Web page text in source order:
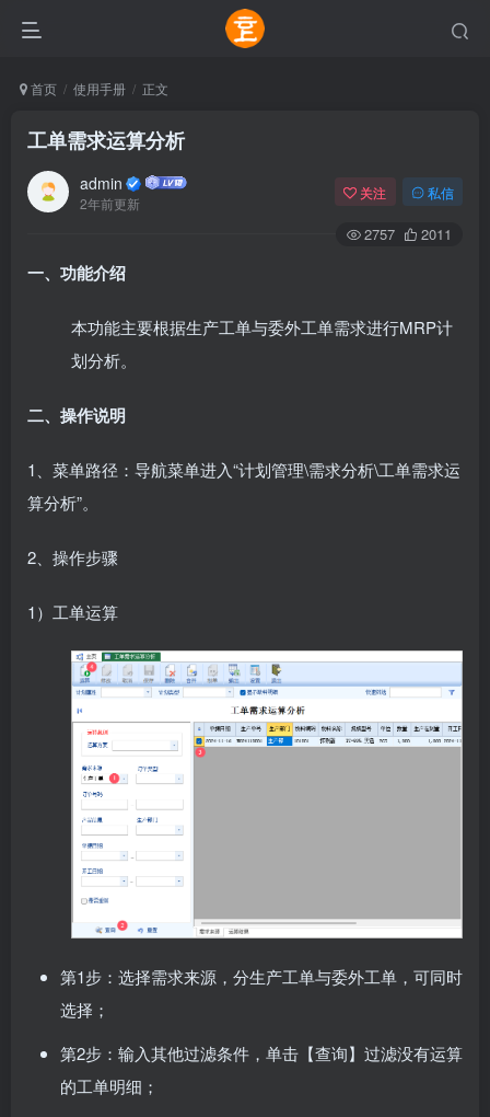
首页 使用手册 正文
工单需求运算分析
admin
2年前更新
关注 私信
2757 2011
一、功能介绍
本功能主要根据生产工单与委外工单需求进行MRP计
划分析。
二、操作说明
1、菜单路径：导航菜单进入“计划管理\需求分析\工单需求运
算分析”。
2、操作步骤
1）工单运算
第1步：选择需求来源，分生产工单与委外工单，可同时
选择；
第2步：输入其他过滤条件，单击【查询】过滤没有运算
的工单明细；